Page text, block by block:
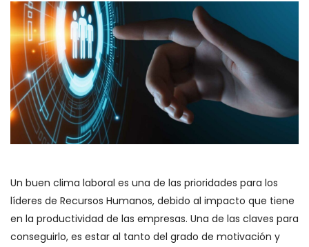
Un buen clima laboral es una de las prioridades para los
líderes de Recursos Humanos, debido al impacto que tiene
en la productividad de las empresas. Una de las claves para
conseguirlo, es estar al tanto del grado de motivación y